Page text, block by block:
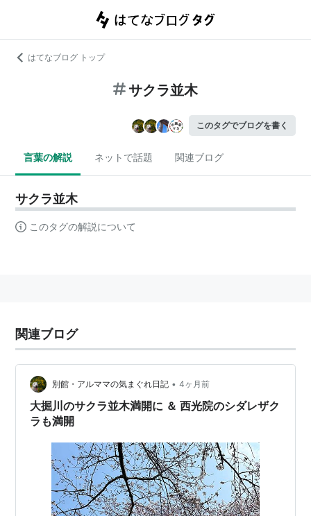
はてなブログ トップ
サクラ並木
このタグでブログを書く
言葉の解説 ネットで話題 関連ブログ
サクラ並木
このタグの解説について
関連ブログ
別館・アルママの気まぐれ日記 • 4ヶ月前
大掘川のサクラ並木満開に ＆ 西光院のシダレザク
ラも満開